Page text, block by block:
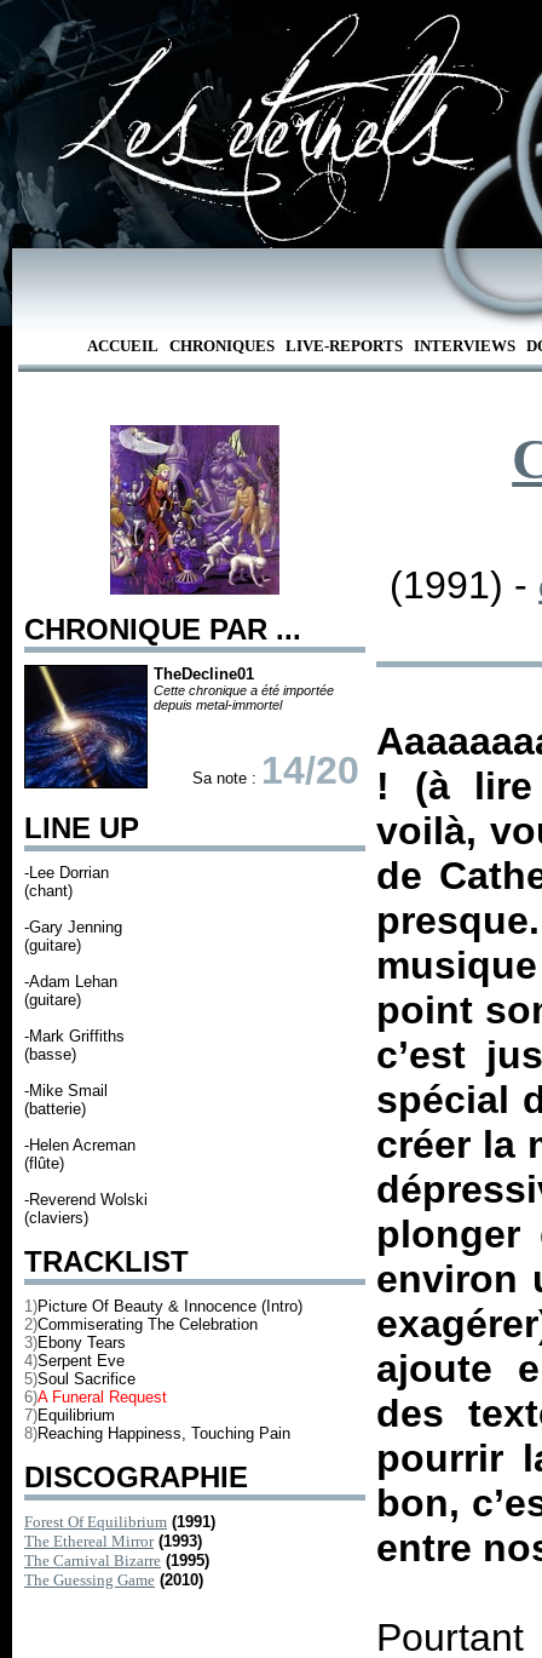
ACCUEIL CHRONIQUES LIVE-REPORTS INTERVIEWS
CHRONIQUE PAR ...
TheDecline01
Cette chronique a été importée
depuis metal-immortel
Sa note : 14/20
LINE UP
-Lee Dorrian
(chant)
-Gary Jenning
(guitare)
-Adam Lehan
(guitare)
-Mark Griffiths
(basse)
-Mike Smail
(batterie)
-Helen Acreman
(flûte)
-Reverend Wolski
(claviers)
TRACKLIST
1)Picture Of Beauty & Innocence (Intro)
2)Commiserating The Celebration
3)Ebony Tears
4)Serpent Eve
5)Soul Sacrifice
6)A Funeral Request
7)Equilibrium
8)Reaching Happiness, Touching Pain
DISCOGRAPHIE
Forest Of Equilibrium (1991)
The Ethereal Mirror (1993)
The Carnival Bizarre (1995)
The Guessing Game (2010)
(1991) -
! (à lire
voilà,
de
point
c’est
spécial
créer la
plonger
environ
ajoute
des
pourrir
bon,
entre